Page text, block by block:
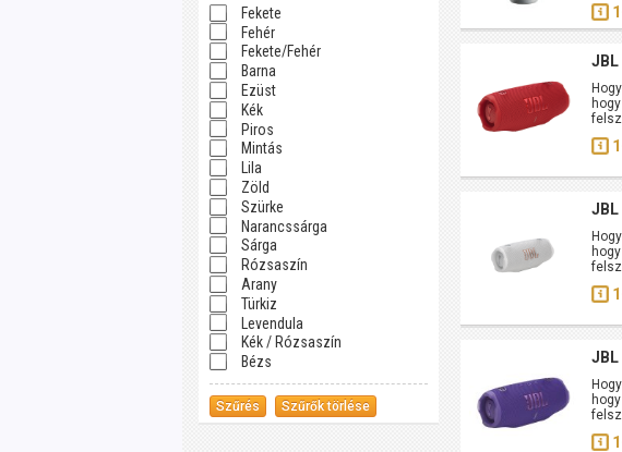
Fekete
Fehér
Fekete/Fehér
Barna
Ezüst
Kék
Piros
Mintás
Lila
Zöld
Szürke
Narancssárga
Sárga
Rózsaszín
Arany
Türkiz
Levendula
Kék / Rózsaszín
Bézs
JBL
JBL